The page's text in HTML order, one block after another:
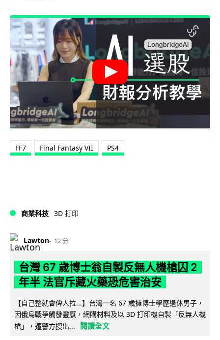
FF7 Final Fantasy VII PS4
商業科技 3D 打印
Lawton 12 分
台灣 67 歲博士翁自製反無人機槍囚 2
年半 法官斥藏火藥恐危害治安
【自己整就會俾人拉...】台灣一名 67 歲擁博士學歷退休男子，
因俄烏戰爭觸發靈感，網購材料及以 3D 打印機自製「反無人機
槍」，遭警方搜出...
閱讀全文